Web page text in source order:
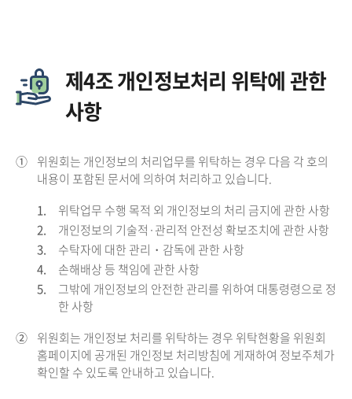
제4조 개인정보처리 위탁에 관한
사항
① 위원회는 개인정보의 처리업무를 위탁하는 경우 다음 각 호의
내용이 포함된 문서에 의하여 처리하고 있습니다.
1.
위탁업무 수행 목적 외 개인정보의 처리 금지에 관한 사항
2.
개인정보의 기술적·관리적 안전성 확보조치에 관한 사항
3.
수탁자에 대한 관리・감독에 관한 사항
4.
손해배상 등 책임에 관한 사항
5.
그밖에 개인정보의 안전한 관리를 위하여 대통령령으로 정
한 사항
② 위원회는 개인정보 처리를 위탁하는 경우 위탁현황을 위원회
홈페이지에 공개된 개인정보 처리방침에 게재하여 정보주체가
확인할 수 있도록 안내하고 있습니다.